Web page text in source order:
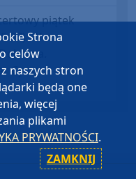
piątek
W
Cyms
Strona
celów
naszych stron
będą one
więcej
plikami
PRYWATNOŚCI.
ZAMKNIJ